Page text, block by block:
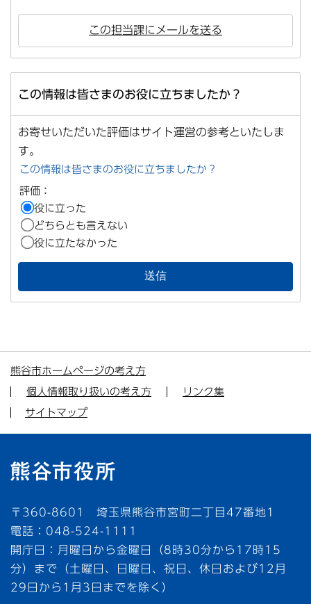
この担当課にメールを送る
この情報は皆さまのお役に立ちましたか？
お寄せいただいた評価はサイト運営の参考といたしま
す。
この情報は皆さまのお役に立ちましたか？
評価：
役に立った
どちらとも言えない
役に立たなかった
熊谷市ホームページの考え方
個人情報取り扱いの考え方
リンク集
サイトマップ
〒360-8601 埼玉県熊谷市宮町二丁目47番地1
電話：048-524-1111
開庁日：月曜日から金曜日（8時30分から17時15
分）まで（土曜日、日曜日、祝日、休日および12月
29日から1月3日までを除く）